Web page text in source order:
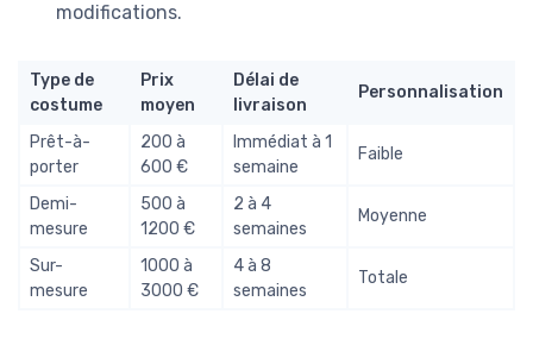
modifications.
Type de
costume
Prix
moyen
Délai de
livraison
Personnalisation
Prêt-à-
porter
200 à
600 €
Immédiat à 1
semaine
Faible
Demi-
mesure
500 à
1200 €
2 à 4
semaines
Moyenne
Sur-
mesure
1000 à
3000 €
4 à 8
semaines
Totale